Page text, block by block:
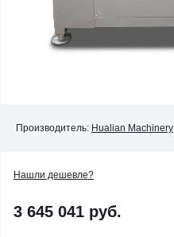
Производитель: Hualian Machinery
Нашли дешевле?
3 645 041 руб.